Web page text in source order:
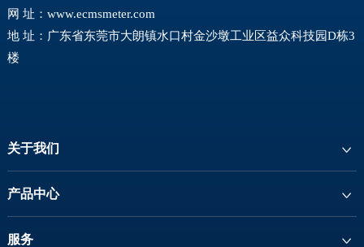
网 址： www.ecmsmeter.com
地 址：广东省东莞市大朗镇水口村金沙墩工业区益众科技园D栋3
楼
关于我们
产品中心
服务